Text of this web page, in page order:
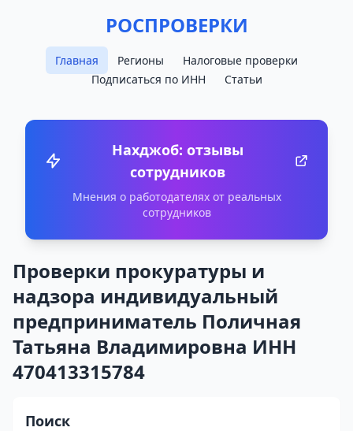
РОСПРОВЕРКИ
Главная Регионы
Налоговые проверки
Подписаться по ИНН
Статьи
Нахджоб: отзывы
сотрудников
Мнения о работодателях от реальных
сотрудников
Проверки прокуратуры и
надзора индивидуальный
предприниматель Поличная
Татьяна Владимировна ИНН
470413315784
Поиск